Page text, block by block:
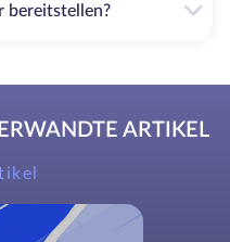
bereitstellen?
ARTIKEL